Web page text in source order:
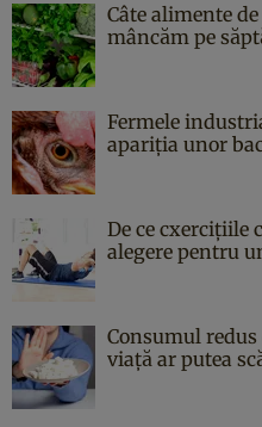
Câte alimente
mâncăm pe
Fermele
apariția unor
De ce cxercițiile
alegere pentru
Consumul
viață ar putea